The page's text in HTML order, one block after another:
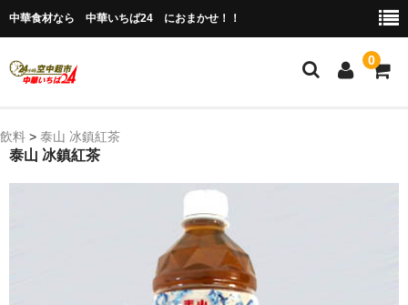
中華食材なら 中華いちば24 におまかせ！！
0
ホーム
飲料 > 泰山 冰鎮紅茶
泰山 冰鎮紅茶